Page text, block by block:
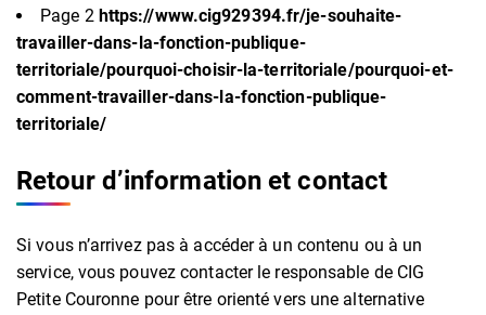
Page 2 https://www.cig929394.fr/je-souhaite-
travailler-dans-la-fonction-publique-
territoriale/pourquoi-choisir-la-territoriale/pourquoi-et-
comment-travailler-dans-la-fonction-publique-
territoriale/
Retour d’information et contact
Si vous n’arrivez pas à accéder à un contenu ou à un
service, vous pouvez contacter le responsable de CIG
Petite Couronne pour être orienté vers une alternative